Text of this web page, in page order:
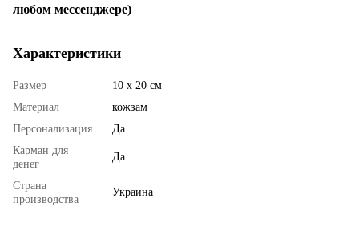
любом мессенджере)
Характеристики
Размер
10 х 20 см
Материал
кожзам
Персонализация
Да
Карман для
денег
Да
Страна
производства
Украина